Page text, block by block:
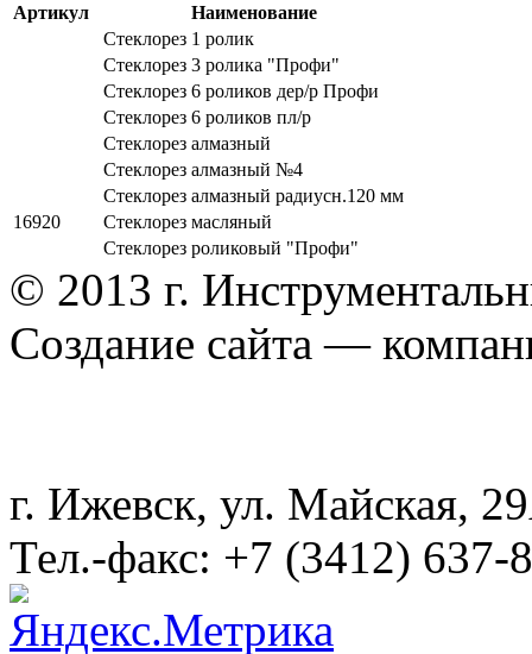
Артикул
Наименование
Стеклорез 1 ролик
Стеклорез 3 ролика "Профи"
Стеклорез 6 роликов дер/р Профи
Стеклорез 6 роликов пл/р
Стеклорез алмазный
Стеклорез алмазный №4
Стеклорез алмазный радиусн.120 мм
16920
Стеклорез масляный
Стеклорез роликовый "Профи"
© 2013 г.
Создание сайта —
г. Ижевск, ул. Майская,
Тел.-факс: +7 (3412) 637-